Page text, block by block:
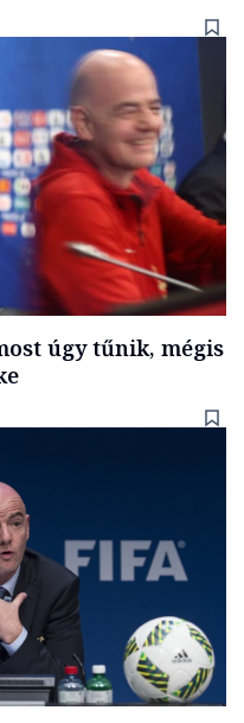
úgy tűnik, mégis